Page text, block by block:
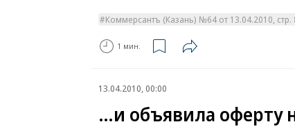
Коммерсантъ (Казань) №64 от 13.04.2010, стр.
1 мин.
13.04.2010, 00:00
…и объявила оферту